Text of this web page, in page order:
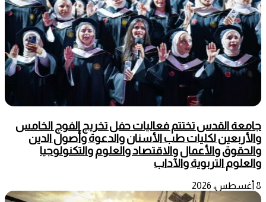
جامعة القدس تختتم فعاليات حفل تخريج الفوج الخامس
والأربعين لكليات طب الأسنان والدعوة وأصول الدين
والحقوق والأعمال والاقتصاد والعلوم والتكنولوجيا
والعلوم التربوية والآداب
8 أغسطس، 2026